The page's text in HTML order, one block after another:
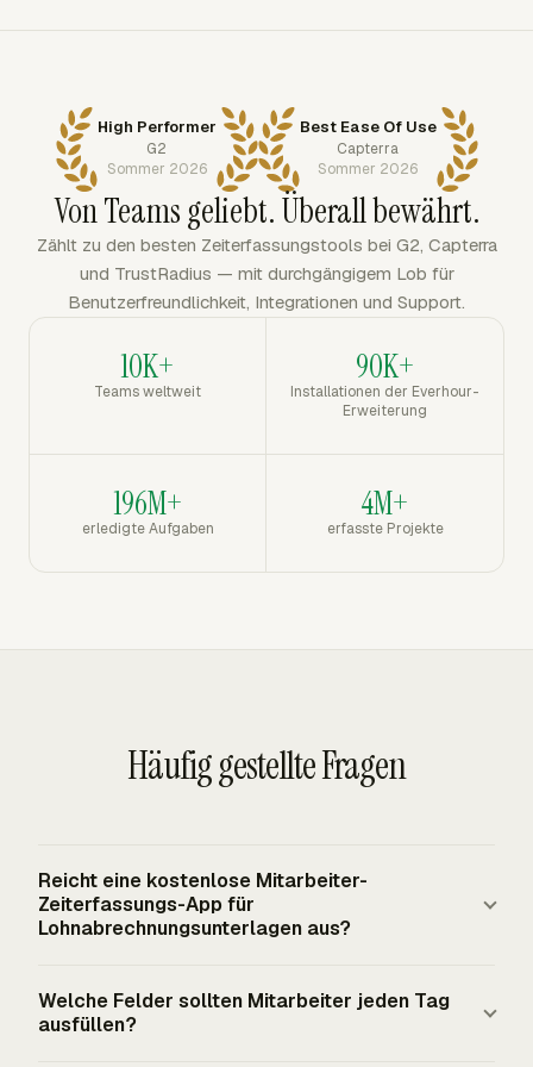
High Performer
G2
Sommer 2026
Best Ease Of Use
Capterra
Sommer 2026
Von Teams geliebt. Überall bewährt.
Zählt zu den besten Zeiterfassungstools bei G2, Capterra
und TrustRadius — mit durchgängigem Lob für
Benutzerfreundlichkeit, Integrationen und Support.
10K+
Teams weltweit
90K+
Installationen der Everhour-
Erweiterung
196M+
erledigte Aufgaben
4M+
erfasste Projekte
Häufig gestellte Fragen
Reicht eine kostenlose Mitarbeiter-
Zeiterfassungs-App für
Lohnabrechnungsunterlagen aus?
unterstützen, wenn sie vollständige und genaue tägliche
Welche Felder sollten Mitarbeiter jeden Tag
ausfüllen?